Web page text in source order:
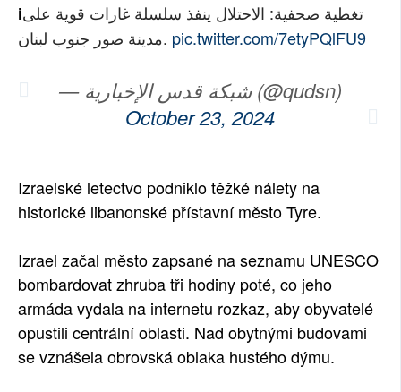
PLNÁ VERZE STRÁNEK
iتغطية صحفية: الاحتلال ينفذ سلسلة غارات قوية على
مدينة صور جنوب لبنان. pic.twitter.com/7etyPQlFU9
— شبكة قدس الإخبارية (@qudsn)
October 23, 2024
Izraelské letectvo podniklo těžké nálety na
historické libanonské přístavní město Tyre.
Izrael začal město zapsané na seznamu UNESCO
bombardovat zhruba tři hodiny poté, co jeho
armáda vydala na internetu rozkaz, aby obyvatelé
opustili centrální oblasti. Nad obytnými budovami
se vznášela obrovská oblaka hustého dýmu.